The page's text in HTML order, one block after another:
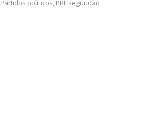
Partidos polìticos, PRI, seguridad